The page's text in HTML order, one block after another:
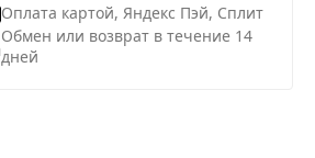
Оплата картой, Яндекс Пэй, Сплит
Обмен или возврат в течение 14
дней